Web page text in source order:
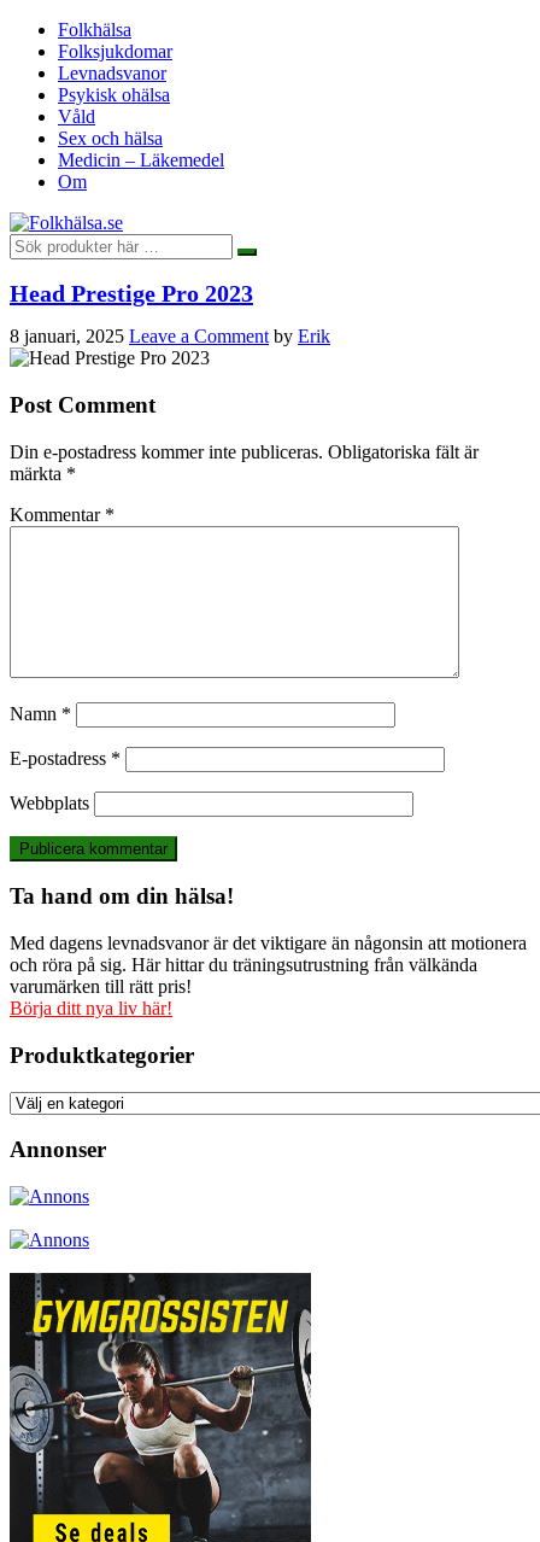
Folkhälsa
Folksjukdomar
Levnadsvanor
Psykisk ohälsa
Våld
Sex och hälsa
Medicin – Läkemedel
Om
Head Prestige Pro 2023
8 januari, 2025 Leave a Comment by Erik
Post Comment
Din e-postadress kommer inte publiceras. Obligatoriska fält är
märkta *
Kommentar *
Namn *
E-postadress *
Webbplats
Ta hand om din hälsa!
Med dagens levnadsvanor är det viktigare än någonsin att motionera
och röra på sig. Här hittar du träningsutrustning från välkända
varumärken till rätt pris!
Börja ditt nya liv här!
Produktkategorier
Annonser